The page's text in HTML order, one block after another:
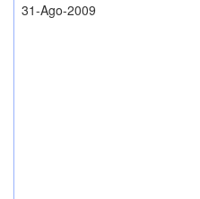
31-Ago-2009